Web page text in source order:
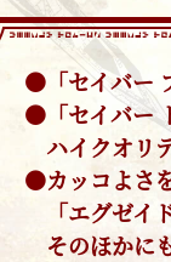
●「セイバー
●「セイバー
ハイクオリ
●カッコよさ
「エグゼイ
そのほかに